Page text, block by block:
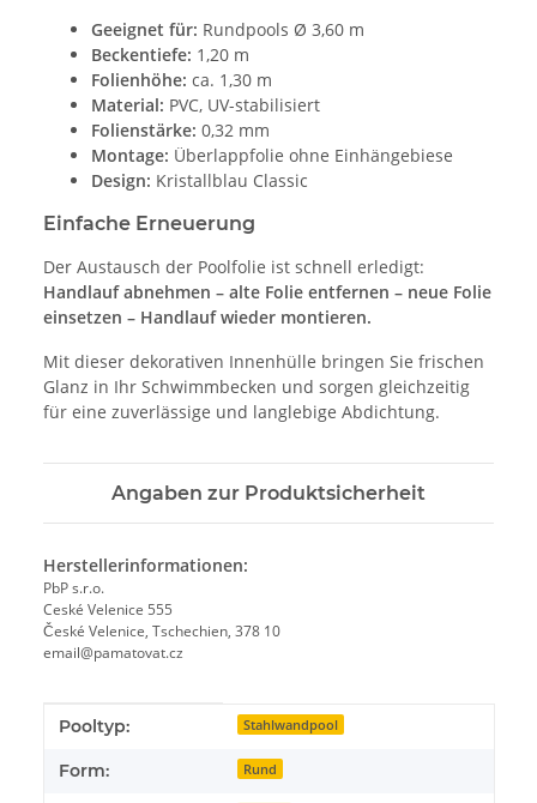
Geeignet für: Rundpools Ø 3,60 m
Beckentiefe: 1,20 m
Folienhöhe: ca. 1,30 m
Material: PVC, UV-stabilisiert
Folienstärke: 0,32 mm
Montage: Überlappfolie ohne Einhängebiese
Design: Kristallblau Classic
Einfache Erneuerung
Der Austausch der Poolfolie ist schnell erledigt:
Handlauf abnehmen – alte Folie entfernen – neue Folie
einsetzen – Handlauf wieder montieren.
Mit dieser dekorativen Innenhülle bringen Sie frischen
Glanz in Ihr Schwimmbecken und sorgen gleichzeitig
für eine zuverlässige und langlebige Abdichtung.
Angaben zur Produktsicherheit
Herstellerinformationen:
PbP s.r.o.
Ceské Velenice 555
České Velenice, Tschechien, 378 10
email@pamatovat.cz
Produkteigenschaft
Wert
Pooltyp: Stahlwandpool
Form: Rund